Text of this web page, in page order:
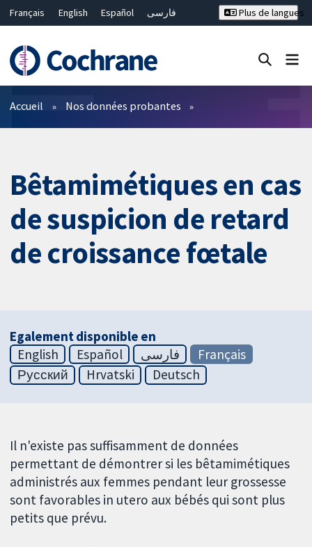
Français English Español
فارسی
Bahasa Malaysia
ไทย
繁體中文
简体中文
Plus de langues
Filtres
Accueil Nos données probantes
Bêtamimétiques en cas
de suspicion de retard
de croissance fœtale
Egalement disponible en
English
Español فارسی
Français
Русский
Hrvatski Deutsch
Il n'existe pas suffisamment de données
permettant de démontrer si les bêtamimétiques
administrés aux femmes pendant leur grossesse
sont favorables in utero aux bébés qui sont plus
petits que prévu.